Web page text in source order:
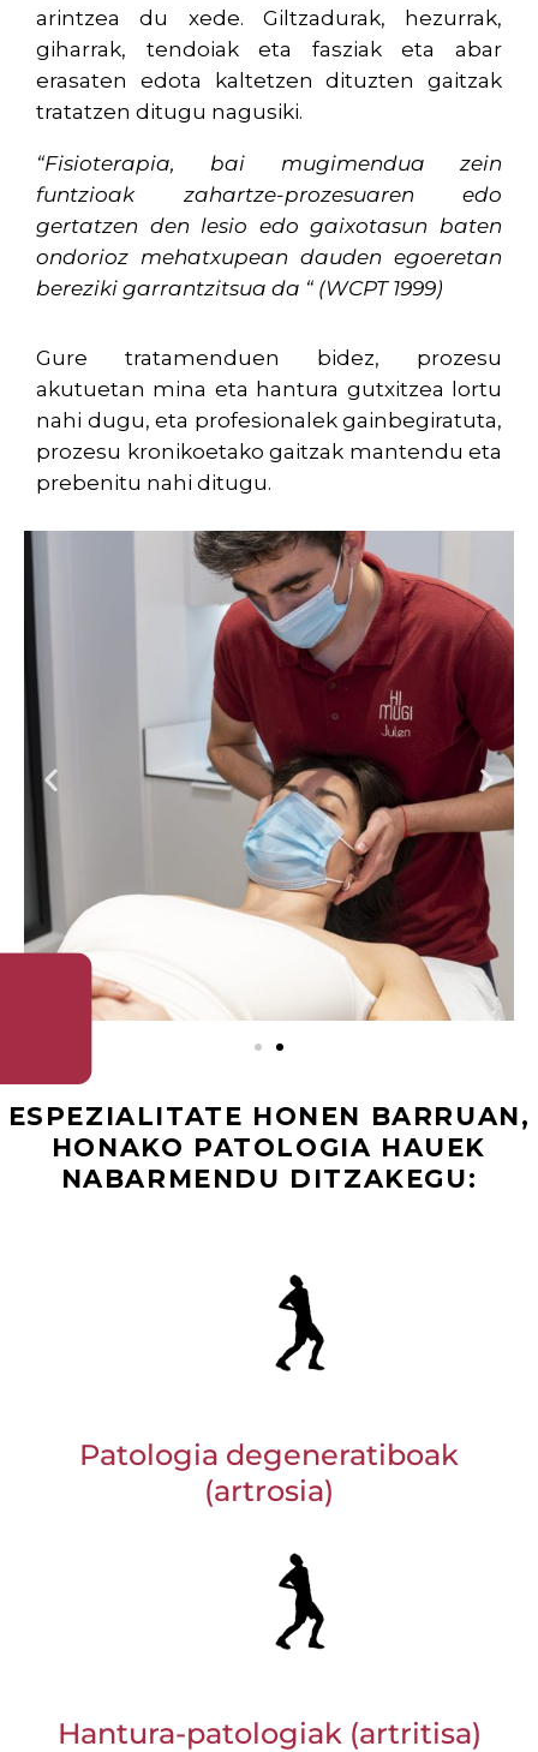
arintzea du xede. Giltzadurak, hezurrak,
giharrak, tendoiak eta fasziak eta abar
erasaten edota kaltetzen dituzten gaitzak
tratatzen ditugu nagusiki.
“Fisioterapia, bai mugimendua zein
funtzioak zahartze-prozesuaren edo
gertatzen den lesio edo gaixotasun baten
ondorioz mehatxupean dauden egoeretan
bereziki garrantzitsua da “ (WCPT 1999)
Gure tratamenduen bidez, prozesu
akutuetan mina eta hantura gutxitzea lortu
nahi dugu, eta profesionalek gainbegiratuta,
prozesu kronikoetako gaitzak mantendu eta
prebenitu nahi ditugu.
ESPEZIALITATE HONEN BARRUAN,
HONAKO PATOLOGIA HAUEK
NABARMENDU DITZAKEGU:
Patologia degeneratiboak
(artrosia)
Hantura-patologiak (artritisa)